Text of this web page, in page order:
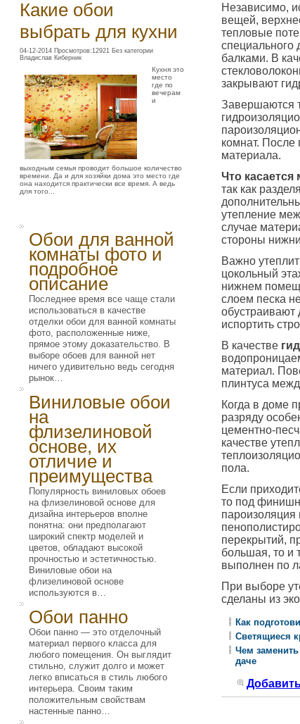
Какие обои
выбрать для кухни
04-12-2014 Просмотров:12921 Без категории
Владислав Киберник
Кухня это
место
где по
вечерам
и
выходным семья проводит большое количество
времени. Да и для хозяйки дома это место где
она находится практически все время. А ведь
для того...
Обои для ванной
комнаты фото и
подробное
описание
Последнее время все чаще стали
использоваться в качестве
отделки обои для ванной комнаты
фото, расположенные ниже,
прямое этому доказательство. В
выборе обоев для ванной нет
ничего удивительно ведь сегодня
рынок…
Виниловые обои
на
флизелиновой
основе, их
отличие и
преимущества
Популярность виниловых обоев
на флизелиновой основе для
дизайна интерьеров вполне
понятна: они предполагают
широкий спектр моделей и
цветов, обладают высокой
прочностью и эстетичностью.
Виниловые обои на
флизелиновой основе
используются в…
Обои панно
Обои панно — это отделочный
материал первого класса для
любого помещения. Он выглядит
стильно, служит долго и может
легко вписаться в стиль любого
интерьера. Своим таким
положительным свойствам
настенные панно…
Независимо,
вещей,
тепловые
специального
балками. В
закрывают
Завершаются
комнат. После
материала.
Что
так как
утепление
случае
стороны
Важно
цокольный
нижнем
слоем песка
обустраивают
испортить
В качестве
материал.
плинтуса
Когда в доме
разряду
цементно-
качестве
пола.
Если
то под
пароизоляция
перекрытий,
большая, то и
выполнен по
При выборе
сделаны из
Как
Светящиеся
Чем
даче